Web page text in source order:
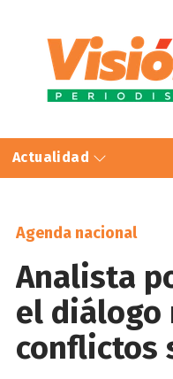
Actualidad
Agenda nacional
Analista
el diálogo
conflictos